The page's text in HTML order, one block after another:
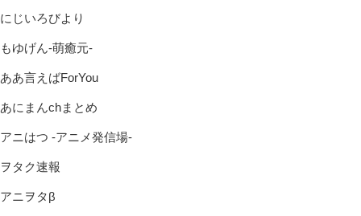
にじいろびより
もゆげん-萌癒元-
ああ言えばForYou
あにまんchまとめ
アニはつ -アニメ発信場-
ヲタク速報
アニヲタβ